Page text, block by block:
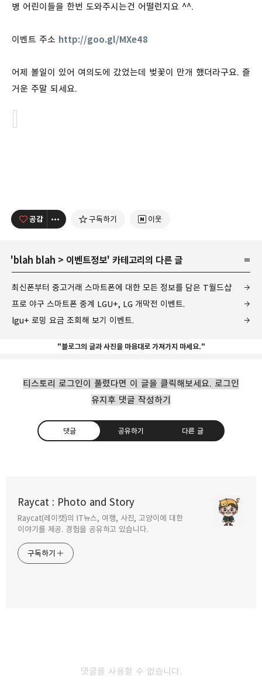
병 어린이들을 한번 도와주시는건 어떨런지요 ^^.
이벤트 주소 http://goo.gl/MXe48
어제 볼일이 있어 여의도에 갔었는데 벚꽃이 만개 했더라구요. 즐
거운 주말 되세요.
공감 구독하기 이웃
' blah blah > 이벤트정보' 카테고리의 다른 글
최신폰부터 중고거래 스마트폰에 대한 모든 정보를 담은 T월드샵
프로 야구 스마트폰 중계 LGU+, LG 개막전 이벤트.
lgu+ 로밍 요금 조회해 보기 이벤트.
"블로그의 글과 사진을 마음대로 가져가지 마세요."
티스토리 로그인이 풀렸다면 이 글을 클릭해보세요. 로그인
유지후 댓글 작성하기
댓글 공유하기 다른 글
Raycat : Photo and Story
Raycat(레이캣)의 IT뉴스, 여행, 사진, 고양이에 대한
이야기를 제공. 경험을 공유하고 있습니다.
구독하기
댓글을 사용할 수 없습니다.
구독하기 카카오톡
시작.
2012.04.25
최신폰부터 중고거래 스마트폰에 대한 모든
정보를 담은 T월드샵